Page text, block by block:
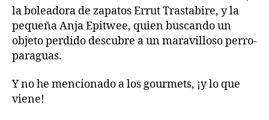
la boleadora de zapatos Errut Trastabire, y la
pequeña Anja Epitwee, quien buscando un
objeto perdido descubre a un maravilloso perro-
paraguas.
Y no he mencionado a los gourmets, ¡y lo que
viene!